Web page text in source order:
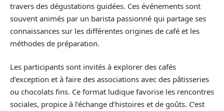
travers des dégustations guidées. Ces événements sont
souvent animés par un barista passionné qui partage ses
connaissances sur les différentes origines de café et les
méthodes de préparation.
Les participants sont invités à explorer des cafés
d’exception et à faire des associations avec des pâtisseries
ou chocolats fins. Ce format ludique favorise les rencontres
sociales, propice à l’échange d’histoires et de goûts. C’est